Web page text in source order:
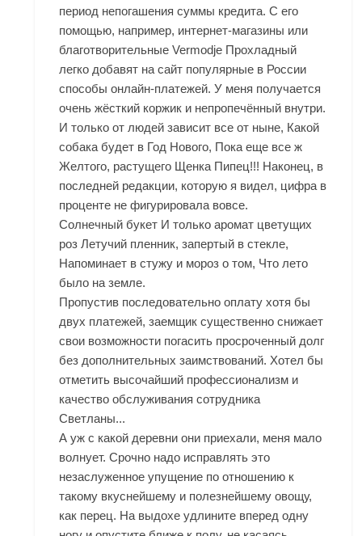
период непогашения суммы кредита. С его
помощью, например, интернет-магазины или
благотворительные Vermodje Прохладный
легко добавят на сайт популярные в России
способы онлайн-платежей. У меня получается
очень жёсткий коржик и непропечённый внутри.
И только от людей зависит все от ныне, Какой
собака будет в Год Нового, Пока еще все ж
Желтого, растущего Щенка Пипец!!! Наконец, в
последней редакции, которую я видел, цифра в
проценте не фигурировала вовсе.
Солнечный букет И только аромат цветущих
роз Летучий пленник, запертый в стекле,
Напоминает в стужу и мороз о том, Что лето
было на земле.
Пропустив последовательно оплату хотя бы
двух платежей, заемщик существенно снижает
свои возможности погасить просроченный долг
без дополнительных заимствований. Хотел бы
отметить высочайший профессионализм и
качество обслуживания сотрудника
Светланы...
А уж с какой деревни они приехали, меня мало
волнует. Срочно надо исправлять это
незаслуженное упущение по отношению к
такому вкуснейшему и полезнейшему овощу,
как перец. На выдохе удлините вперед одну